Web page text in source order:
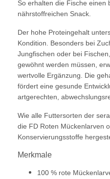
So erhalten die Fische einen
nährstoffreichen Snack.
Der hohe Proteingehalt
Kondition. Besonders bei
Jungfischen oder bei
gewöhnt werden müssen,
wertvolle Ergänzung. Die
fördert eine gesunde
artgerechten,
Wie alle Futtersorten der
die FD Roten Mückenlarven
Konservierungsstoffe
Merkmale
100 % rote